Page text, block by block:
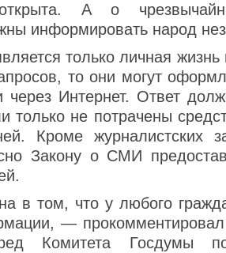
А о
информировать народ
только личная жизнь
то они могут
Интернет. Ответ
только не потрачены
Кроме журналистских
Закону о СМИ
в том, что у любого
—
Комитета Госдумы